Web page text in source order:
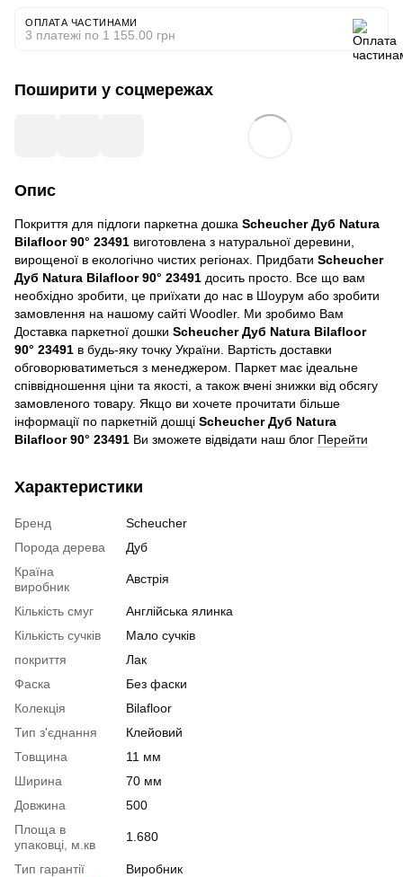
ОПЛАТА ЧАСТИНАМИ
3 платежі по 1 155.00 грн
Поширити у соцмережах
Опис
Покриття для підлоги паркетна дошка Scheucher Дуб Natura
Bilafloor 90° 23491 виготовлена ​​з натуральної деревини,
вирощеної в екологічно чистих регіонах. Придбати Scheucher
Дуб Natura Bilafloor 90° 23491 досить просто. Все що вам
необхідно зробити, це приїхати до нас в Шоурум або зробити
замовлення на нашому сайті Woodler. Ми зробимо Вам
Доставка паркетної дошки Scheucher Дуб Natura Bilafloor
90° 23491 в будь-яку точку України. Вартість доставки
обговорюватиметься з менеджером. Паркет має ідеальне
співвідношення ціни та якості, а також вчені знижки від обсягу
замовленого товару. Якщо ви хочете прочитати більше
інформації по паркетній дошці Scheucher Дуб Natura
Bilafloor 90° 23491 Ви зможете відвідати наш блог Перейти
Характеристики
Бренд
Scheucher
Порода дерева
Дуб
Країна
виробник
Австрія
Кількість смуг
Англійська ялинка
Кількість сучків
Мало сучків
покриття
Лак
Фаска
Без фаски
Колекція
Bilafloor
Тип з'єднання
Клейовий
Товщина
11 мм
Ширина
70 мм
Довжина
500
Площа в
упаковці, м.кв
1.680
Тип гарантії Виробник